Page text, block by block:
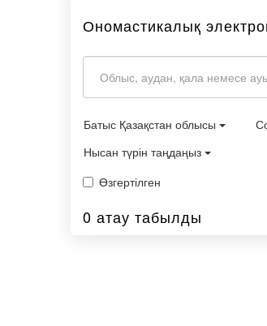
Ономастикалық
Батыс Қазақстан облысы
Нысан түрін таңдаңыз
Өзгертілген
0 атау табылды